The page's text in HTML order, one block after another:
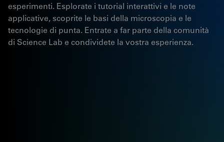
esperimenti. Esplorate i tutorial interattivi e le note
applicative, scoprite le basi della microscopia e le
tecnologie di punta. Entrate a far parte della comunità
di Science Lab e condividete la vostra esperienza.